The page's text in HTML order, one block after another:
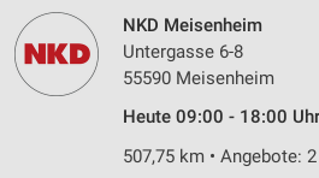
NKD Meisenheim
Untergasse 6-8
55590 Meisenheim
Heute 09:00 - 18:00
507,75 km • Angebote: